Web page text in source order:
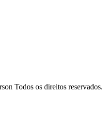
Todos os direitos reservados.